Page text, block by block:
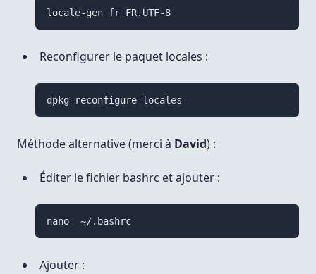
locale-gen fr_FR.UTF-8
Reconfigurer le paquet locales :
Méthode alternative (merci à David) :
Éditer le fichier bashrc et ajouter :
nano  ~/.bashrc
Ajouter :